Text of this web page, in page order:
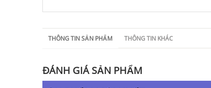
THÔNG TIN SẢN PHẨM THÔNG TIN KHÁC
ĐÁNH GIÁ SẢN PHẨM